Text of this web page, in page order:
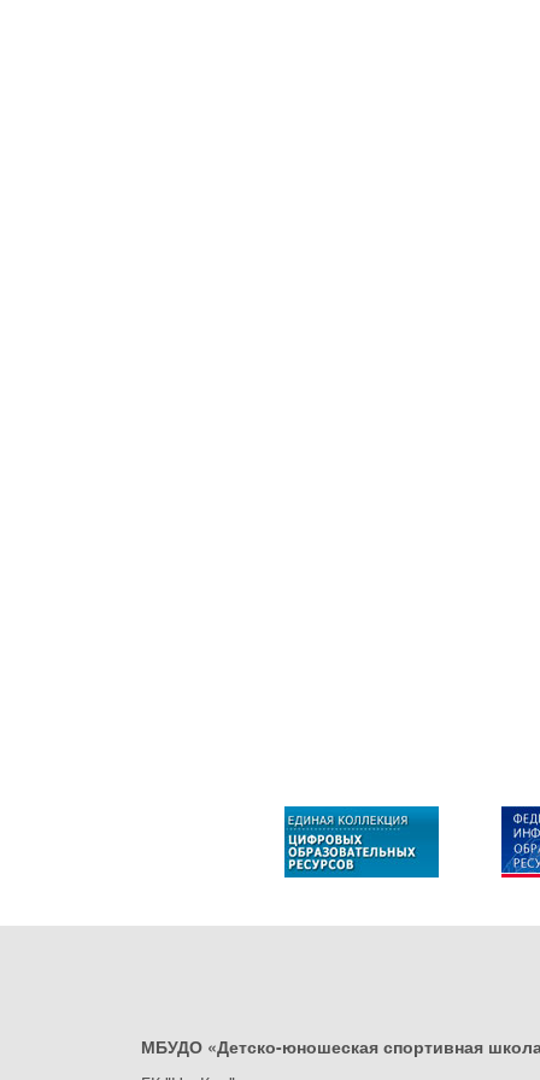
МБУДО «Детско-юношеская спортивная